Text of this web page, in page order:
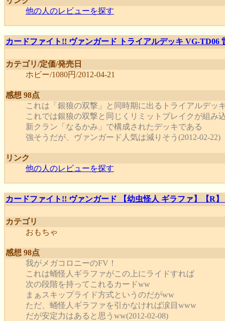
他の人のレビューを探す
カードファイト!! ヴァンガード トライアルデッキ VG-TD06
カテゴリ/定価/発売日
ホビー/1080円/2012-04-21
感想 98点
これは「銀狼の双撃」と同時期に出るトライアルデッ
これでは銀狼の双撃と同じくリミットブレイクが組み
新クラン「なるかみ」で構成されたデッキである
強そうだが、ヴァンガード人気は減りそう(2012-02-22)
リンク
他の人のレビューを探す
カードファイト!! ヴァンガード 【幼虫怪人 ギラファ】【R
カテゴリ
おもちゃ
感想 98点
我がメガコロニーのFV！
これは蛹怪人ギラファがこの上にライドすれば
次の段階を持ってこれるカードww
まぁスキップライド方式というのだがww
ただ、蛹怪人ギラファを引かなければ涙目www
だが安定力はあると思うww(2012-02-08)